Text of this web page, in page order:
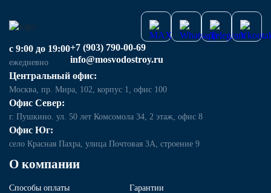
О компании
Способы оплаты
Гарантии
с 9:00 до 19:00
ежедневно
+7 (903) 790-00-69
info@mosvodostroy.ru
Центральный офис:
Москва, пр. Мира, 102, корпус 1, офис 100
Офис Север:
г. Пушкино. ул. 50 лет Комсомола 34, 2 этаж, офис 8
Офис Юг:
село Красная Пахра, улица Почтовая 3А, строение 9